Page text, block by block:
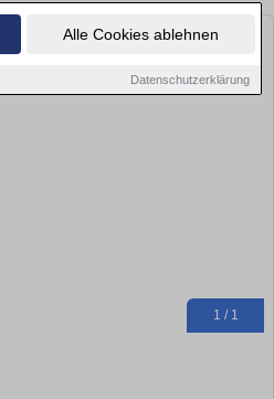
Alle Cookies ablehnen
Datenschutzerklärung
1 / 1